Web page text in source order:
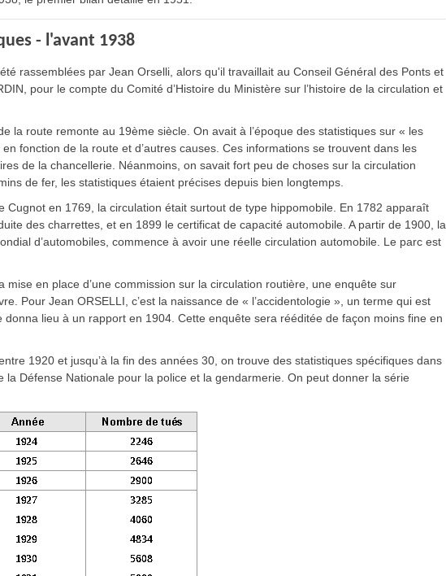
- l'avant 1938
rassemblées par Jean Orselli, alors qu'il travaillait au Conseil Général des Ponts et
pour le compte du Comité d’Histoire du Ministère sur l’histoire de la circulation et
la route remonte au 19ème siècle. On avait à l’époque des statistiques sur « les
fonction de la route et d’autres causes. Ces informations se trouvent dans les
de la chancellerie. Néanmoins, on savait fort peu de choses sur la circulation
de fer, les statistiques étaient précises depuis bien longtemps.
Cugnot en 1769, la circulation était surtout de type hippomobile. En 1782 apparaît
des charrettes, et en 1899 le certificat de capacité automobile. A partir de 1900, la
d’automobiles, commence à avoir une réelle circulation automobile. Le parc est
mise en place d’une commission sur la circulation routière, une enquête sur
Pour Jean ORSELLI, c’est la naissance de « l’accidentologie », un terme qui est
lieu à un rapport en 1904. Cette enquête sera rééditée de façon moins fine en
1920 et jusqu’à la fin des années 30, on trouve des statistiques spécifiques dans
la Défense Nationale pour la police et la gendarmerie. On peut donner la série